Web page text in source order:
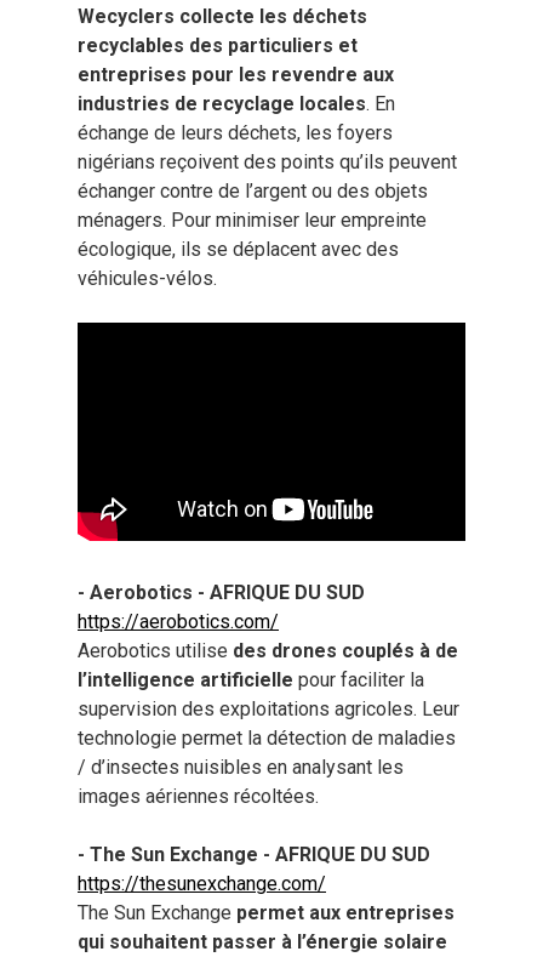
Wecyclers collecte les déchets
recyclables des particuliers et
entreprises pour les revendre aux
industries de recyclage locales. En
échange de leurs déchets, les foyers
nigérians reçoivent des points qu’ils peuvent
échanger contre de l’argent ou des objets
ménagers. Pour minimiser leur empreinte
écologique, ils se déplacent avec des
véhicules-vélos.
- Aerobotics - AFRIQUE DU SUD
https://aerobotics.com/
Aerobotics utilise des drones couplés à de
l’intelligence artificielle pour faciliter la
supervision des exploitations agricoles. Leur
technologie permet la détection de maladies
/ d’insectes nuisibles en analysant les
images aériennes récoltées.
- The Sun Exchange - AFRIQUE DU SUD
https://thesunexchange.com/
The Sun Exchange permet aux entreprises
qui souhaitent passer à l’énergie solaire